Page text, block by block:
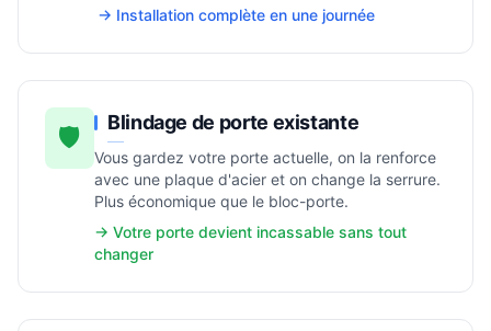
→ Installation complète en une journée
🛡️ Blindage de porte existante
Vous gardez votre porte actuelle, on la renforce
avec une plaque d'acier et on change la serrure.
Plus économique que le bloc-porte.
→ Votre porte devient incassable sans tout
changer